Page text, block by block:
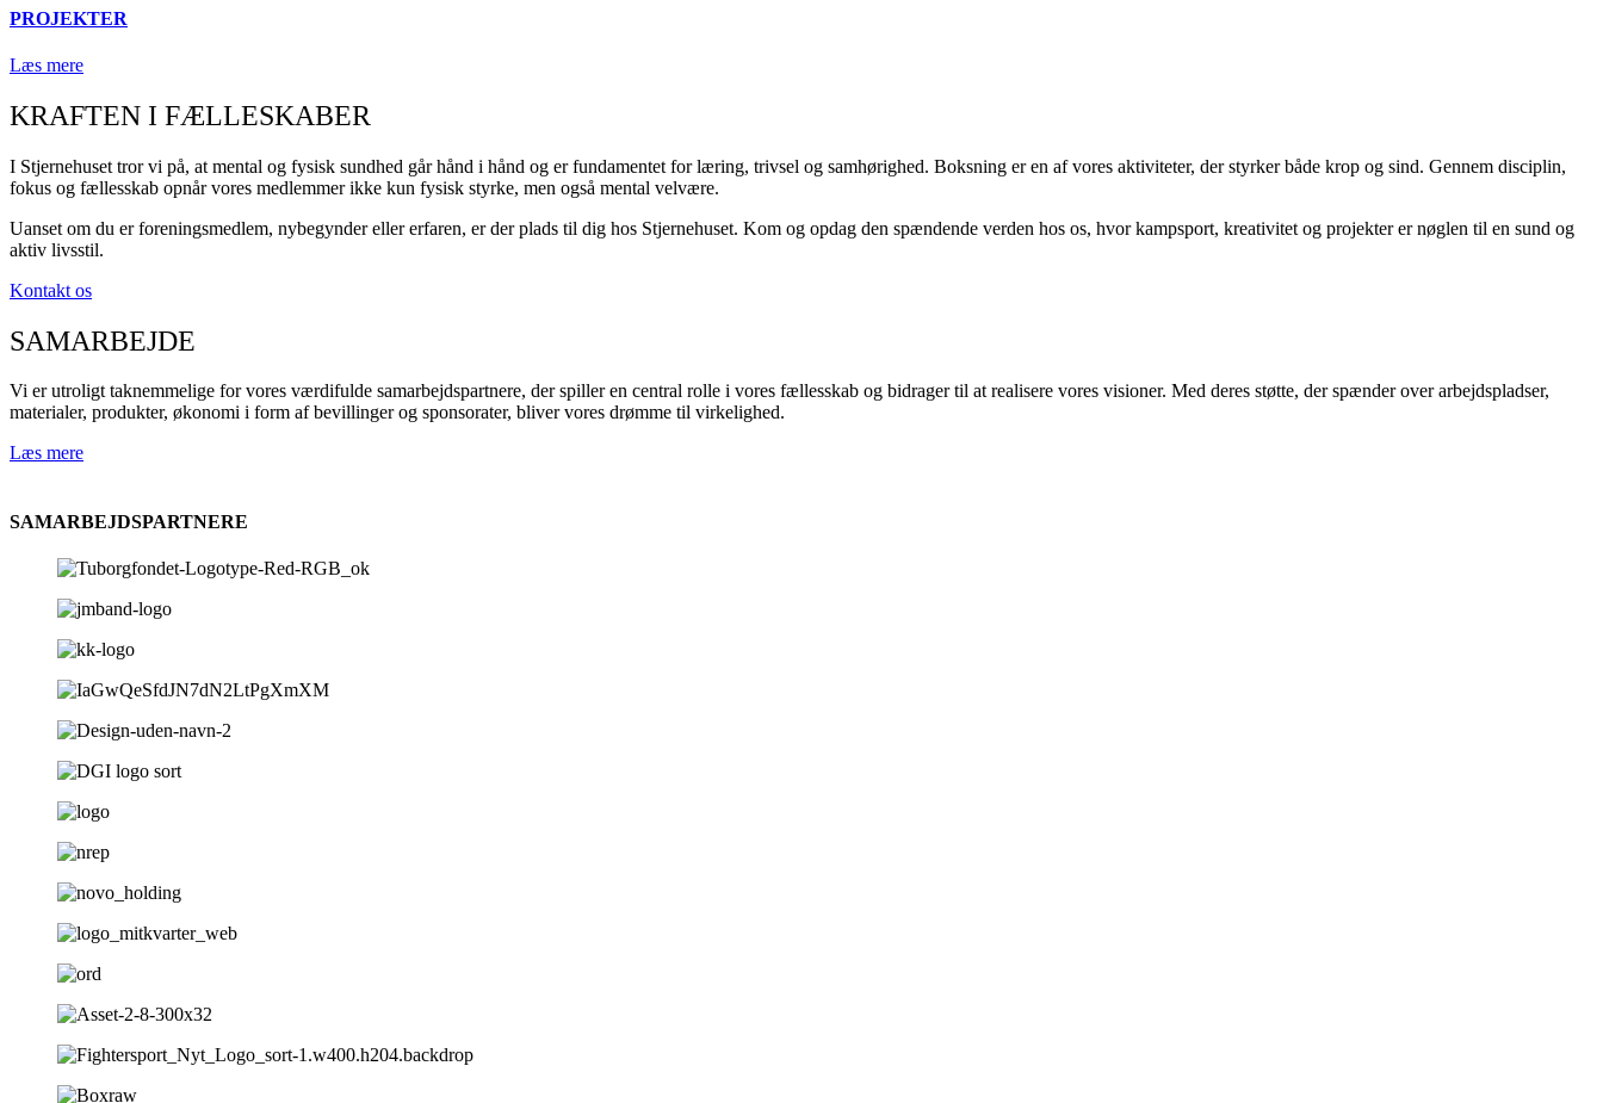
PROJEKTER
Læs mere
KRAFTEN I FÆLLESKABER
I Stjernehuset tror vi på, at mental og fysisk sundhed går hånd i hånd og er fundamentet for læring, trivsel og samhørighed. Boksning er en af vores aktiviteter, der styrker både krop og sind. Gennem disciplin,
fokus og fællesskab opnår vores medlemmer ikke kun fysisk styrke, men også mental velvære.
Uanset om du er foreningsmedlem, nybegynder eller erfaren, er der plads til dig hos Stjernehuset. Kom og opdag den spændende verden hos os, hvor kampsport, kreativitet og projekter er nøglen til en sund og
aktiv livsstil.
Kontakt os
SAMARBEJDE
Vi er utroligt taknemmelige for vores værdifulde samarbejdspartnere, der spiller en central rolle i vores fællesskab og bidrager til at realisere vores visioner. Med deres støtte, der spænder over arbejdspladser,
materialer, produkter, økonomi i form af bevillinger og sponsorater, bliver vores drømme til virkelighed.
Læs mere
SAMARBEJDSPARTNERE